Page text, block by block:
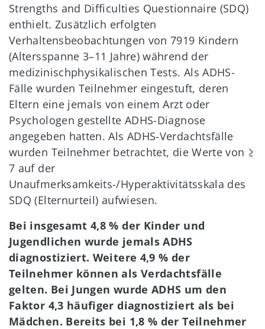
Strengths and Difficulties Questionnaire (SDQ)
enthielt. Zusätzlich erfolgten
Verhaltensbeobachtungen von 7919 Kindern
(Altersspanne 3–11 Jahre) während der
medizinischphysikalischen Tests. Als ADHS-
Fälle wurden Teilnehmer eingestuft, deren
Eltern eine jemals von einem Arzt oder
Psychologen gestellte ADHS-Diagnose
angegeben hatten. Als ADHS-Verdachtsfälle
wurden Teilnehmer betrachtet, die Werte von ≥
7 auf der
Unaufmerksamkeits-/Hyperaktivitätsskala des
SDQ (Elternurteil) aufwiesen.
Bei insgesamt 4,8 % der Kinder und
Jugendlichen wurde jemals ADHS
diagnostiziert. Weitere 4,9 % der
Teilnehmer können als Verdachtsfälle
gelten. Bei Jungen wurde ADHS um den
Faktor 4,3 häufiger diagnostiziert als bei
Mädchen. Bereits bei 1,8 % der Teilnehmer